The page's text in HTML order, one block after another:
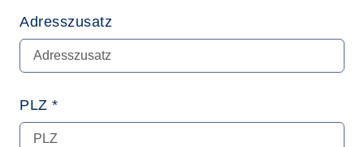
Adresszusatz
PLZ *